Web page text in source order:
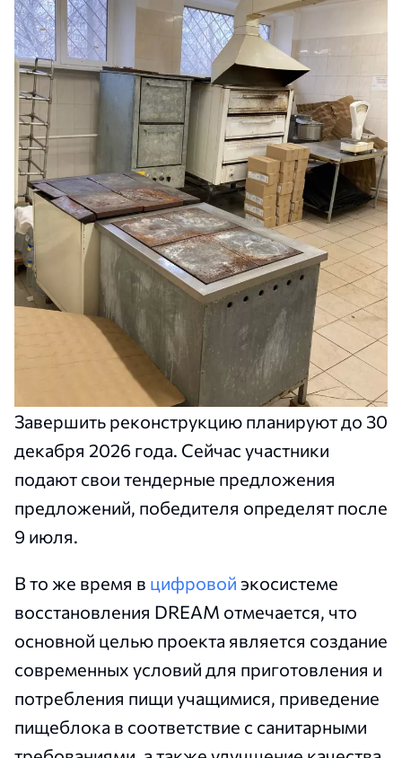
Завершить реконструкцию планируют до 30
декабря 2026 года. Сейчас участники
подают свои тендерные предложения
предложений, победителя определят после
9 июля.
В то же время в цифровой экосистеме
восстановления DREAM отмечается, что
основной целью проекта является создание
современных условий для приготовления и
потребления пищи учащимися, приведение
пищеблока в соответствие с санитарными